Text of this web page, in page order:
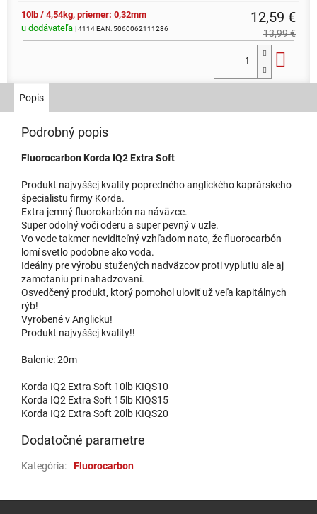
10lb / 4,54kg, priemer: 0,32mm
u dodávateľa | 4114EAN:5060062111286
12,59 €
13,99 €
Popis
Podrobný popis
Fluorocarbon Korda IQ2 Extra Soft
Produkt najvyššej kvality popredného anglického kaprárskeho
špecialistu firmy Korda.
Extra jemný fluorokarbón na náväzce.
Super odolný voči oderu a super pevný v uzle.
Vo vode takmer neviditeľný vzhľadom nato, že fluorocarbón
lomí svetlo podobne ako voda.
Ideálny pre výrobu stužených nadväzcov proti vyplutiu ale aj
zamotaniu pri nahadzovaní.
Osvedčený produkt, ktorý pomohol uloviť už veľa kapitálnych
rýb!
Vyrobené v Anglicku!
Produkt najvyššej kvality!!
Balenie: 20m
Korda IQ2 Extra Soft 10lb KIQS10
Korda IQ2 Extra Soft 15lb KIQS15
Korda IQ2 Extra Soft 20lb KIQS20
Dodatočné parametre
Kategória: Fluorocarbon